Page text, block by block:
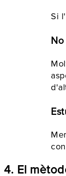
Si
4. El